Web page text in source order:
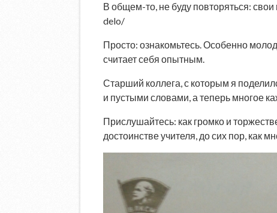
В общем-то, не буду повторяться:
delo/
Просто: ознакомьтесь. Особенно
считает себя опытным.
Старший коллега, с которым я
и пустыми словами, а теперь многое
Прислушайтесь: как громко и
достоинстве учителя, до сих пор, как